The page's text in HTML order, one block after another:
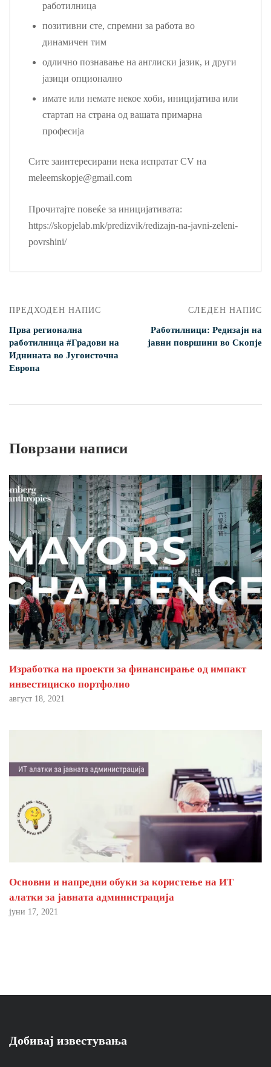
работилница
позитивни сте, спремни за работа во
динамичен тим
одлично познавање на англиски јазик, и други
јазици опционално
имате или немате некое хоби, иницијатива или
стартап на страна од вашата примарна
професија
Сите заинтересирани нека испратат CV на
meleemskopje@gmail.com
Прочитајте повеќе за иницијативата:
https://skopjelab.mk/predizvik/redizajn-na-javni-zeleni-
povrshini/
ПРЕДХОДЕН НАПИС
Прва регионална
работилница #Градови на
Иднината во Југоисточна
Европа
СЛЕДЕН НАПИС
Работилници: Редизајн на
јавни површини во Скопје
Поврзани написи
Изработка на проекти за финансирање од импакт
инвестициско портфолио
август 18, 2021
Основни и напредни обуки за користење на ИТ
алатки за јавната администрација
јуни 17, 2021
Добивај известувања